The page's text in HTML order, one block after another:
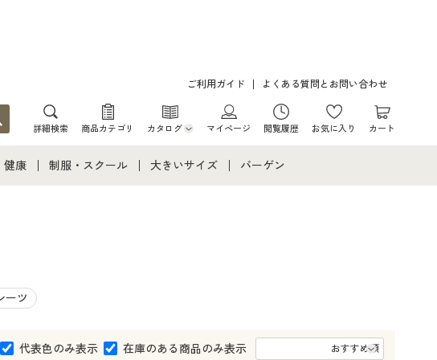
ご利用ガイド よくある質問とお問い合わせ
詳細検索 商品カテゴリ カタログ
カタログ・チラシからのご注文
マイページ 閲覧履歴 お気に入り カート
健康 制服・スクール 大きいサイズ バーゲン
ーツ
代表色のみ表示 在庫のある商品のみ表示